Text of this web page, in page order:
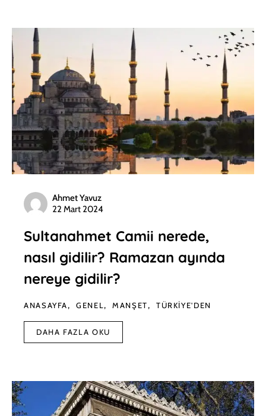
Ahmet Yavuz
22 Mart 2024
Sultanahmet Camii nerede,
nasıl gidilir? Ramazan ayında
nereye gidilir?
ANASAYFA GENEL MANŞET TÜRKIYE'DEN
DAHA FAZLA OKU